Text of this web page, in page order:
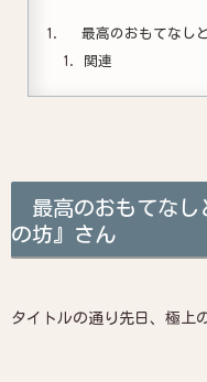
最高のおもてなし
関連
最高のおもてなし
の坊』さん
タイトルの通り先日、極上